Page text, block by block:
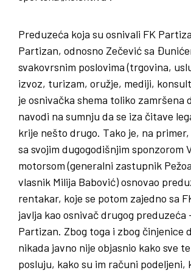
Preduzeća koja su osnivali FK
Partizan, odnosno Zečević sa
svakovrsnim poslovima (trgovina,
izvoz, turizam, oružje, mediji,
je osnivačka shema toliko zamršena
navodi na sumnju da se iza čitave
krije nešto drugo. Tako je, na
sa svojim dugogodišnjim sponzorom
motorsom (generalni zastupnik
vlasnik Milija Babović) osnovao
rentakar, koje se potom zajedno sa
javlja kao osnivač drugog preduzeća
Partizan. Zbog toga i zbog činjenice
nikada javno nije objasnio kako sve
posluju, kako su im računi podeljeni,